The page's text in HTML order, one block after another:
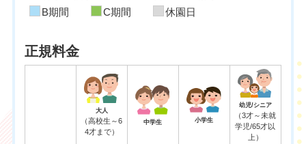
B期間
C期間 休園日
正規料金
大人
（高校生～6
4才まで）
中学生 小学生
幼児/シニア
（3才～未就
学児/65才以
上）